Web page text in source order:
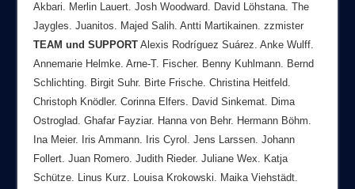
Akbari. Merlin Lauert. Josh Woodward. David Löhstana. The
Jaygles. Juanitos. Majed Salih. Antti Martikainen. zzmister
TEAM und SUPPORT Alexis Rodríguez Suárez. Anke Wulff.
Annemarie Helmke. Arne-T. Fischer. Benny Kuhlmann. Bernd
Schlichting. Birgit Suhr. Birte Frische. Christina Heitfeld.
Christoph Knödler. Corinna Elfers. David Sinkemat. Dima
Ostroglad. Ghafar Fayziar. Hanna von Behr. Hermann Böhm.
Ina Meier. Iris Ammann. Iris Cyrol. Jens Larssen. Johann
Follert. Juan Romero. Judith Rieder. Juliane Wex. Katja
Schütze. Linus Kurz. Louisa Krokowski. Maika Viehstädt.